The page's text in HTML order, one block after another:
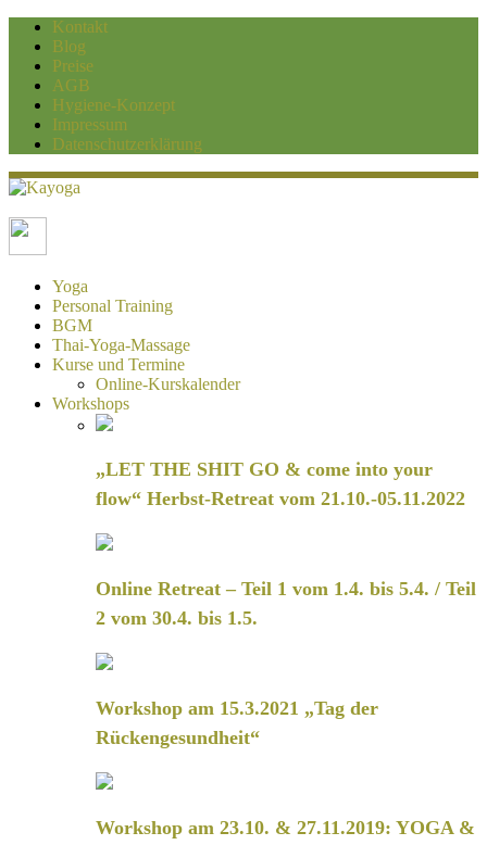
Kontakt
Blog
Preise
AGB
Hygiene-Konzept
Impressum
Datenschutzerklärung
Kayoga
Yoga und Personaltraining Duisburg
Yoga
Personal Training
BGM
Thai-Yoga-Massage
Kurse und Termine
Online-Kurskalender
Workshops
„LET THE SHIT GO & come into your
flow“ Herbst-Retreat vom 21.10.-05.11.2022
Online Retreat – Teil 1 vom 1.4. bis 5.4. / Teil
2 vom 30.4. bis 1.5.
Workshop am 15.3.2021 „Tag der
Rückengesundheit“
Workshop am 23.10. & 27.11.2019: YOGA &